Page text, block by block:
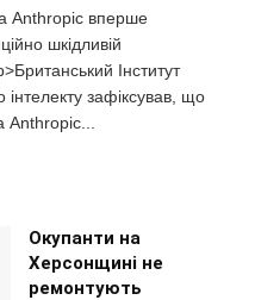
Anthropic вперше
шкідливій
Інститут
інтелекту зафіксував, що
Anthropic...
Окупанти на
Херсонщині не
ремонтують